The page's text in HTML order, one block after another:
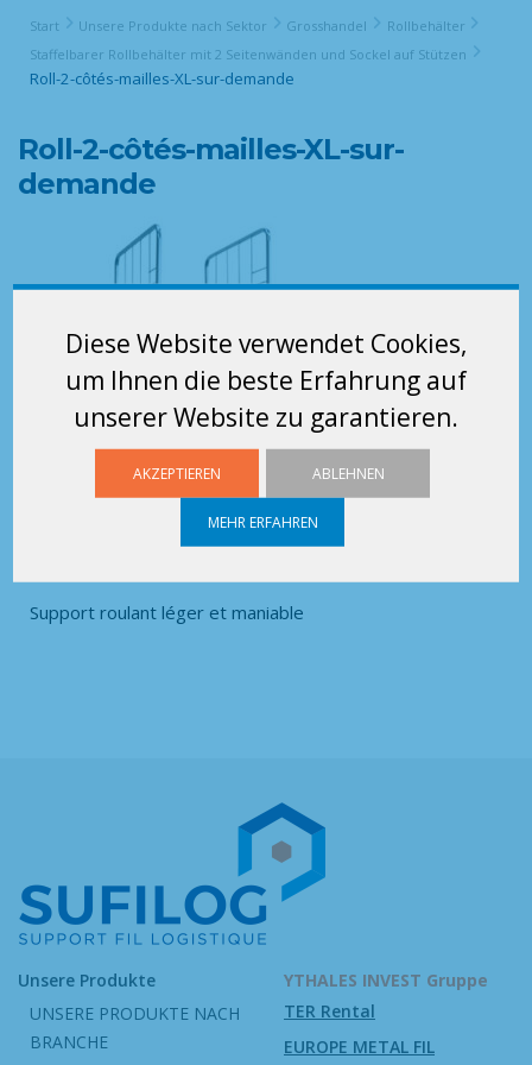
Diese Website verwendet Cookies,
um Ihnen die beste Erfahrung auf
unserer Website zu garantieren.
AKZEPTIEREN ABLEHNEN
MEHR ERFAHREN
Start Unsere Produkte nach Sektor Grosshandel
Rollbehälter
Staffelbarer Rollbehälter mit 2 Seitenwänden und Sockel auf Stützen
Roll-2-côtés-mailles-XL-sur-demande
Roll-2-côtés-mailles-XL-sur-
demande
Support roulant léger et maniable
Unsere Produkte
UNSERE PRODUKTE NACH
BRANCHE
YTHALES INVEST Gruppe
TER Rental
EUROPE METAL FIL